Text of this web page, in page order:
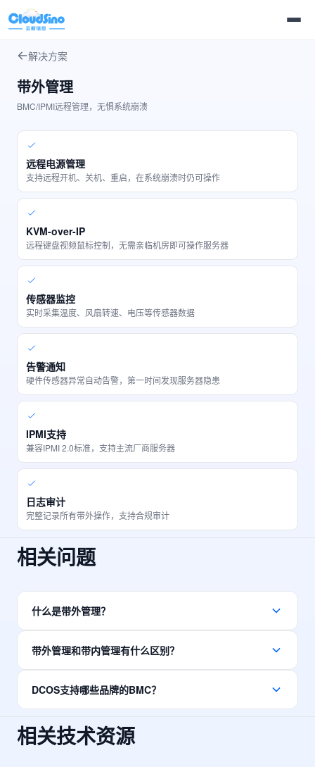
解决方案
带外管理
BMC/IPMI远程管理，无惧系统崩溃
远程电源管理
支持远程开机、关机、重启，在系统崩溃时仍可操作
KVM-over-IP
远程键盘视频鼠标控制，无需亲临机房即可操作服务器
传感器监控
实时采集温度、风扇转速、电压等传感器数据
告警通知
硬件传感器异常自动告警，第一时间发现服务器隐患
IPMI支持
兼容IPMI 2.0标准，支持主流厂商服务器
日志审计
完整记录所有带外操作，支持合规审计
相关问题
什么是带外管理？
系统的硬件管理方式。通过BMC（基板管理控制器）等专用芯
片，即使服务器操作系统崩溃或网络中断，管理员仍可远程访
问和控制服务器。
带外管理和带内管理有什么区别？
带外管理使用独立的硬件通道（BMC/IPMI），即使主系统完
全瘫痪仍可进行远程控制、电源管理和监控。
DCOS支持哪些品牌的BMC？
iDRAC）、惠普（HPE iLO）、联想（Lenovo XCC）、华为
（iBMC）、浪潮（IPMI）等，兼容IPMI 2.0和Redfish标准。
相关技术资源